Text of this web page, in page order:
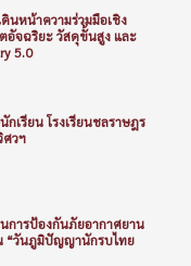
นหน้าความร่วมมือเชิง
อัจฉริยะ วัสดุขั้นสูง และ
5.0
เรียน โรงเรียนชลราษฎร
ศวฯ
การป้องกันภัยอากาศยาน
“วันภูมิปัญญานักรบไทย